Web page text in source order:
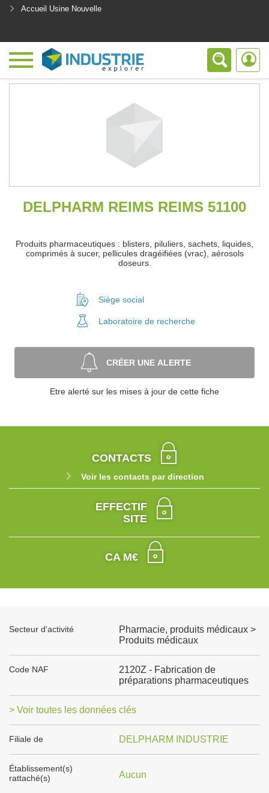
Accueil Usine Nouvelle
DELPHARM REIMS REIMS 51100
Produits pharmaceutiques : blisters, piluliers, sachets, liquides,
comprimés à sucer, pellicules dragéifiées (vrac), aérosols
doseurs.
Siège social
Laboratoire de recherche
CRÉER UNE ALERTE
Etre alerté sur les mises à jour de cette fiche
CONTACTS
Voir les contacts par direction
EFFECTIF
SITE
CA M€
Secteur d'activité
Pharmacie, produits médicaux >
Produits médicaux
Code NAF
2120Z - Fabrication de
préparations pharmaceutiques
> Voir toutes les données clés
Filiale de DELPHARM INDUSTRIE
Établissement(s)
rattaché(s)
Aucun